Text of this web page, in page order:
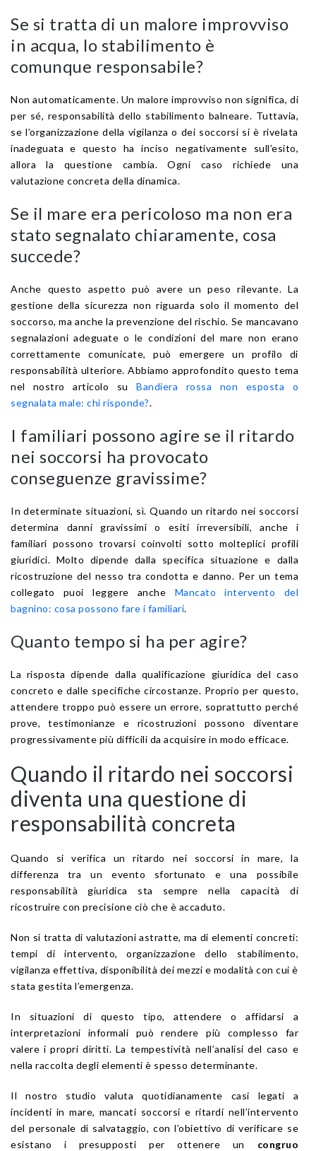
Se si tratta di un malore improvviso
in acqua, lo stabilimento è
comunque responsabile?
Non automaticamente. Un malore improvviso non significa, di
per sé, responsabilità dello stabilimento balneare. Tuttavia,
se l’organizzazione della vigilanza o dei soccorsi si è rivelata
inadeguata e questo ha inciso negativamente sull’esito,
allora la questione cambia. Ogni caso richiede una
valutazione concreta della dinamica.
Se il mare era pericoloso ma non era
stato segnalato chiaramente, cosa
succede?
Anche questo aspetto può avere un peso rilevante. La
gestione della sicurezza non riguarda solo il momento del
soccorso, ma anche la prevenzione del rischio. Se mancavano
segnalazioni adeguate o le condizioni del mare non erano
correttamente comunicate, può emergere un profilo di
responsabilità ulteriore. Abbiamo approfondito questo tema
nel nostro articolo suBandiera rossa non esposta o
segnalata male: chi risponde?.
I familiari possono agire se il ritardo
nei soccorsi ha provocato
conseguenze gravissime?
In determinate situazioni, sì. Quando un ritardo nei soccorsi
determina danni gravissimi o esiti irreversibili, anche i
familiari possono trovarsi coinvolti sotto molteplici profili
giuridici. Molto dipende dalla specifica situazione e dalla
ricostruzione del nesso tra condotta e danno. Per un tema
collegato puoi leggere anche Mancato intervento del
bagnino: cosa possono fare i familiari.
Quanto tempo si ha per agire?
La risposta dipende dalla qualificazione giuridica del caso
concreto e dalle specifiche circostanze. Proprio per questo,
attendere troppo può essere un errore, soprattutto perché
prove, testimonianze e ricostruzioni possono diventare
progressivamente più difficili da acquisire in modo efficace.
Quando il ritardo nei soccorsi
diventa una questione di
responsabilità concreta
Quando si verifica un ritardo nei soccorsi in mare, la
differenza tra un evento sfortunato e una possibile
responsabilità giuridica sta sempre nella capacità di
ricostruire con precisione ciò che è accaduto.
Non si tratta di valutazioni astratte, ma di elementi concreti:
tempi di intervento, organizzazione dello stabilimento,
vigilanza effettiva, disponibilità dei mezzi e modalità con cui è
stata gestita l’emergenza.
In situazioni di questo tipo, attendere o affidarsi a
interpretazioni informali può rendere più complesso far
valere i propri diritti. La tempestività nell’analisi del caso e
nella raccolta degli elementi è spesso determinante.
Il nostro studio valuta quotidianamente casi legati a
incidenti in mare, mancati soccorsi e ritardi nell’intervento
del personale di salvataggio, con l’obiettivo di verificare se
esistano i presupposti per ottenere un congruo